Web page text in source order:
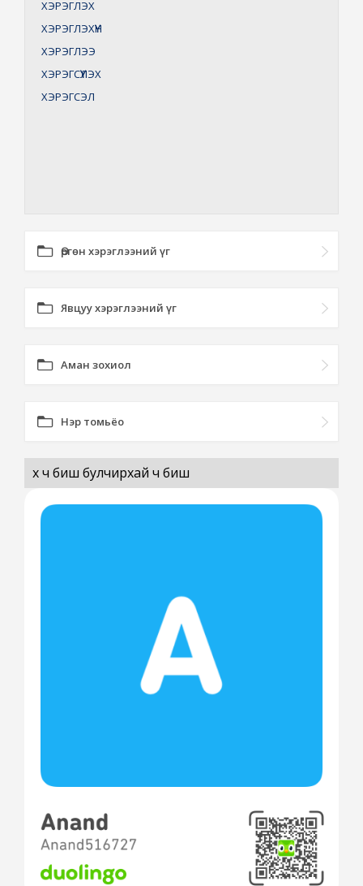
ХЭРЭГЛЭХ
ХЭРЭГЛЭХҮҮН
ХЭРЭГЛЭЭ
ХЭРЭГСҮҮЛЭХ
ХЭРЭГСЭЛ
Өргөн хэрэглээний үг
Явцуу хэрэглээний үг
Аман зохиол
Нэр томьёо
өөх ч биш булчирхай ч биш